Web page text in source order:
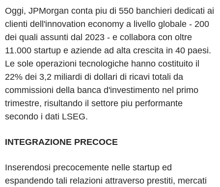
Oggi, JPMorgan conta piu di 550 banchieri dedicati ai
clienti dell'innovation economy a livello globale - 200
dei quali assunti dal 2023 - e collabora con oltre
11.000 startup e aziende ad alta crescita in 40 paesi.
Le sole operazioni tecnologiche hanno costituito il
22% dei 3,2 miliardi di dollari di ricavi totali da
commissioni della banca d'investimento nel primo
trimestre, risultando il settore piu performante
secondo i dati LSEG.
INTEGRAZIONE PRECOCE
Inserendosi precocemente nelle startup ed
espandendo tali relazioni attraverso prestiti, mercati